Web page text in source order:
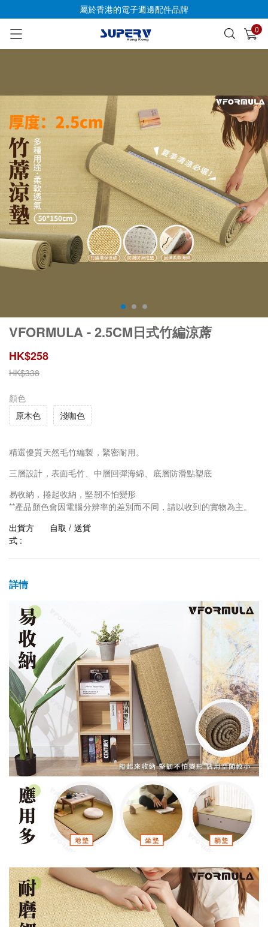
屬於香港的電子週邊配件品牌
0
已加入購物車 查看
VFORMULA - 2.5CM日式竹編涼蓆
HK$258
HK$338
顏色
原木色
淺咖色
精選優質天然毛竹編製，緊密耐用。
三層設計，表面毛竹、中層回彈海綿、底層防滑點塑底
易收納，捲起收納，堅韌不怕變形
**產品顏色會因電腦分辨率的差別而不同，請以收到的實物為主。
出貨方
式 :
自取 / 送貨
詳情